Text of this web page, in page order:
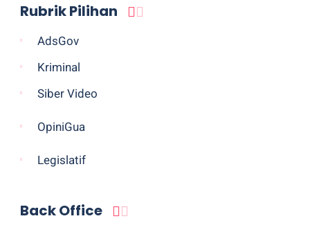
Rubrik Pilihan
AdsGov
Kriminal
Siber Video
OpiniGua
Legislatif
Back Office